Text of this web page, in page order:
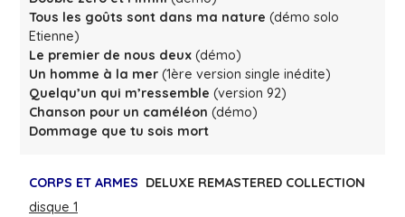
Tous les goûts sont dans ma nature (démo solo
Etienne)
Le premier de nous deux (démo)
Un homme à la mer (1ère version single inédite)
Quelqu’un qui m’ressemble (version 92)
Chanson pour un caméléon (démo)
Dommage que tu sois mort
CORPS ET ARMES DELUXE REMASTERED COLLECTION
disque 1